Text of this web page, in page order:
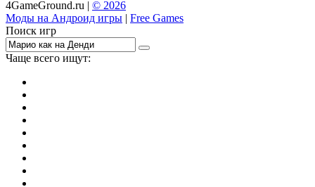
4GameGround.ru | © 2026
Моды на Андроид игры | Free Games
Поиск игр
Чаще всего ищут: